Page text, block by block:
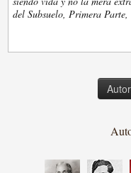
del Subsuelo, Primera